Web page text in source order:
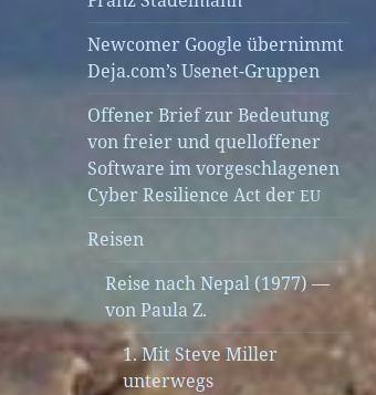
Newcomer Google übernimmt
Deja.com’s Usenet-Gruppen
Offener Brief zur Bedeutung
von freier und quelloffener
Software im vorgeschlagenen
Cyber Resilience Act derEU
Reisen
Reise nach Nepal (1977) —
von Paula Z.
1. Mit Steve Miller
unterwegs